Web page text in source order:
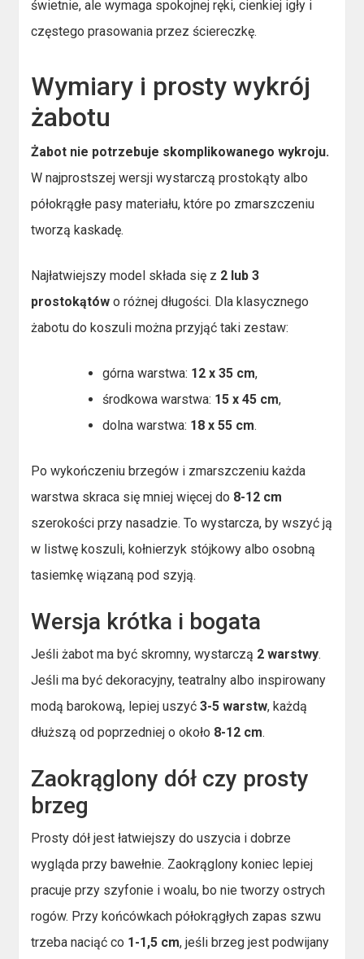
świetnie, ale wymaga spokojnej ręki, cienkiej igły i
częstego prasowania przez ściereczkę.
Wymiary i prosty wykrój
żabotu
Żabot nie potrzebuje skomplikowanego wykroju.
W najprostszej wersji wystarczą prostokąty albo
półokrągłe pasy materiału, które po zmarszczeniu
tworzą kaskadę.
Najłatwiejszy model składa się z 2 lub 3
prostokątów o różnej długości. Dla klasycznego
żabotu do koszuli można przyjąć taki zestaw:
górna warstwa: 12 x 35 cm,
środkowa warstwa: 15 x 45 cm,
dolna warstwa: 18 x 55 cm.
Po wykończeniu brzegów i zmarszczeniu każda
warstwa skraca się mniej więcej do 8-12 cm
szerokości przy nasadzie. To wystarcza, by wszyć ją
w listwę koszuli, kołnierzyk stójkowy albo osobną
tasiemkę wiązaną pod szyją.
Wersja krótka i bogata
Jeśli żabot ma być skromny, wystarczą 2 warstwy.
Jeśli ma być dekoracyjny, teatralny albo inspirowany
modą barokową, lepiej uszyć3-5 warstw, każdą
dłuższą od poprzedniej o około 8-12 cm.
Zaokrąglony dół czy prosty
brzeg
Prosty dół jest łatwiejszy do uszycia i dobrze
wygląda przy bawełnie. Zaokrąglony koniec lepiej
pracuje przy szyfonie i woalu, bo nie tworzy ostrych
rogów. Przy końcówkach półokrągłych zapas szwu
trzeba naciąć co 1-1,5 cm, jeśli brzeg jest podwijany